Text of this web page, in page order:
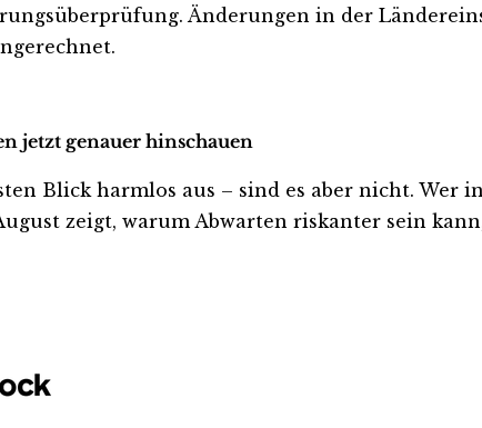
Änderungen in der
jetzt genauer hinschauen
Blick harmlos aus – sind es aber nicht.
zeigt, warum Abwarten riskanter sein